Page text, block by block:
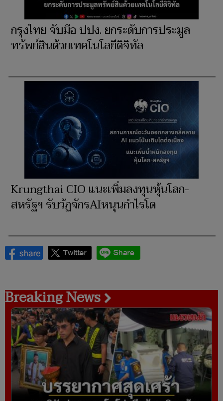
กรุงไทย จับมือ ปปง. ยกระดับการประมูล
ทรัพย์สินด้วยเทคโนโลยีดิจิทัล
Krungthai CIO แนะเพิ่มลงทุนหุ้นโลก-
สหรัฐฯ รับวัฏจักรAIหนุนกำไรโต
Breaking News